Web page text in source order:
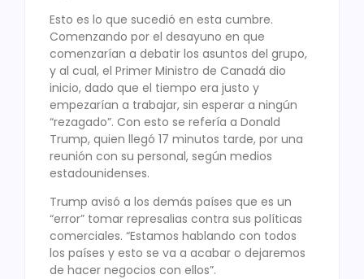
Esto es lo que sucedió en esta cumbre.
Comenzando por el desayuno en que
comenzarían a debatir los asuntos del grupo,
y al cual, el Primer Ministro de Canadá dio
inicio, dado que el tiempo era justo y
empezarían a trabajar, sin esperar a ningún
“rezagado”. Con esto se refería a Donald
Trump, quien llegó 17 minutos tarde, por una
reunión con su personal, según medios
estadounidenses.
Trump avisó a los demás países que es un
“error” tomar represalias contra sus políticas
comerciales. “Estamos hablando con todos
los países y esto se va a acabar o dejaremos
de hacer negocios con ellos”.